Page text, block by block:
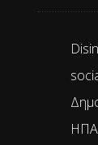
ΗΠΑ